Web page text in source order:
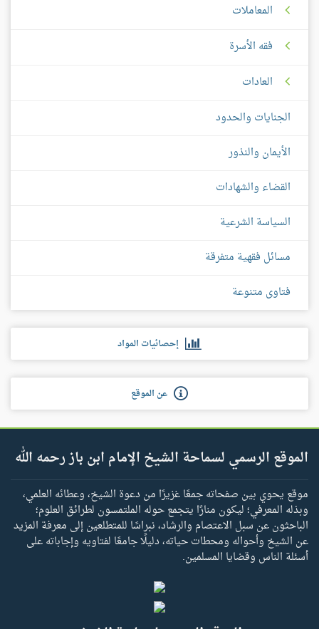
المعاملات
فقه الأسرة
العادات
الجنايات والحدود
الأيمان والنذور
القضاء والشهادات
السياسة الشرعية
مسائل فقهية متفرقة
فتاوى متنوعة
إحصائيات المواد
عن الموقع
الموقع الرسمي لسماحة الشيخ الإمام ابن باز رحمه الله
موقع يحوي بين صفحاته جمعًا غزيرًا من دعوة الشيخ، وعطائه العلمي،
وبذله المعرفي؛ ليكون منارًا يتجمع حوله الملتمسون لطرائق العلوم؛
الباحثون عن سبل الاعتصام والرشاد، نبراسًا للمتطلعين إلى معرفة المزيد
عن الشيخ وأحواله ومحطات حياته، دليلًا جامعًا لفتاويه وإجاباته على
أسئلة الناس وقضايا المسلمين.